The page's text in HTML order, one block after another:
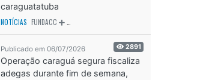
caraguatatuba
NOTÍCIAS FUNDACC
Publicado em 06/07/2026 2891
Operação caraguá segura fiscaliza
adegas durante fim de semana,